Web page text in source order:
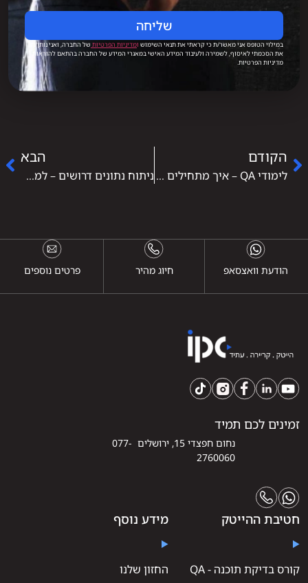
שליחה
במילוי הטופס אני מאשר/ת כי קראתי את תנאי השימוש ומדיניות הפרטיות של החברה, ואני נותן/ת
את הסכמתי לאיסוף, לשמירה ולעיבוד המידע האישי במאגרי המידע של החברה בהתאם להוראות
מדיניות הפרטיות.
הקודם
לימודי QA – איך מתחילים קריירה בבדיקות תוכנה ומה באמת חשוב לדעת
הבא
ניתוח נתונים דרושים – למה המקצוע הפך לאחד המבוקשים ביותר בהייטק
הודעת וואצסאפ חיוג מהיר פרטים נוספים
זמינים לכם תמיד
נחום חפצדי 15, ירושלים 077-
2760060
חטיבת ההייטק
קורס בדיקת תוכנה - QA
מידע נוסף
החזון שלנו